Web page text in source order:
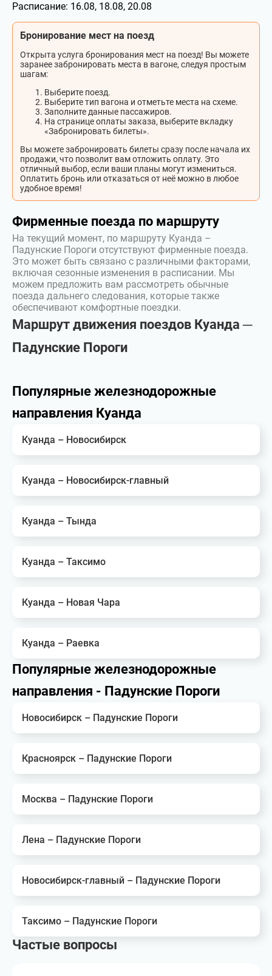
Расписание: 16.08, 18.08, 20.08
Бронирование мест на поезд
Открыта услуга бронирования мест на поезд! Вы можете
заранее забронировать места в вагоне, следуя простым
шагам:
Выберите поезд.
Выберите тип вагона и отметьте места на схеме.
Заполните данные пассажиров.
На странице оплаты заказа, выберите вкладку
«Забронировать билеты».
Вы можете забронировать билеты сразу после начала их
продажи, что позволит вам отложить оплату. Это
отличный выбор, если ваши планы могут измениться.
Оплатить бронь или отказаться от неё можно в любое
удобное время!
Фирменные поезда по маршруту
На текущий момент, по маршруту Куанда –
Падунские Пороги отсутствуют фирменные поезда.
Это может быть связано с различными факторами,
включая сезонные изменения в расписании. Мы
можем предложить вам рассмотреть обычные
поезда дальнего следования, которые также
обеспечивают комфортные поездки.
Маршрут движения поездов Куанда ─
Падунские Пороги
Популярные железнодорожные
направления Куанда
Куанда – Новосибирск
Куанда – Новосибирск-главный
Куанда – Тында
Куанда – Таксимо
Куанда – Новая Чара
Куанда – Раевка
Популярные железнодорожные
направления - Падунские Пороги
Новосибирск – Падунские Пороги
Красноярск – Падунские Пороги
Москва – Падунские Пороги
Лена – Падунские Пороги
Новосибирск-главный – Падунские Пороги
Таксимо – Падунские Пороги
Частые вопросы